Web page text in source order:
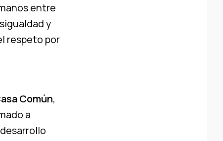
entre
y
respeto por
Común,
a